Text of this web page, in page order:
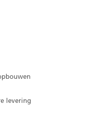
levering